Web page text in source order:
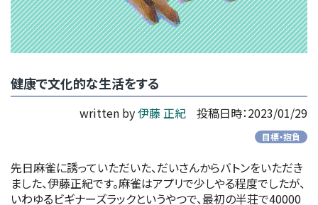
健康で文化的な生活をする
written by伊藤 正紀 投稿日時：2023/01/29
目標・抱負
先日麻雀に誘っていただいた、だいさんからバトンをいただき
ました、伊藤正紀です。麻雀はアプリで少しやる程度でしたが、
いわゆるビギナーズラックというやつで、最初の半荘で40000